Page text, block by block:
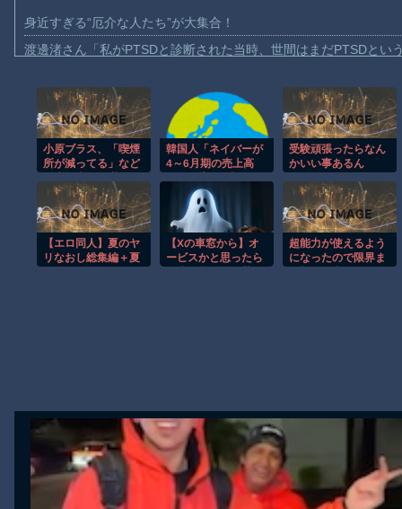
身近すぎる“厄介な人たち”が大集合！
渡邊渚さん「私がPTSDと診断された当時、世間はまだPTSDとい
【朗報】Amazon、汗が飛び散る灼熱の「マンガ毎週末セール（
【動画】高速道路を走行中の車からリアガラスが飛んでくる事故(ﾟ
子供向け漫画、謎の闇の大会に参加しがち問題
【動画】ロシアの空挺兵、パラシュートが開かずに墜落してしま
【動画】両方馬鹿（笑）ミニストップでトラックと衝突したドラ
【動画】地震発生時の熊本総合病院の手術室の様子が(((ﾟДﾟ)))
【朗報】大人気漫画「GANTZ」がAmazonでなんと全巻100円ｗ
小原ブラス、「喫煙
所が減ってる」など
シャリ 「じゃあやめ
れば？タバコなんて
家でだけ吸ってれば
いい」
韓国人「ネイバーが
4～6月期の売上高
だし営業利益はわず
かに減。AI投資が経
営を圧迫」
受験頑張ったらなん
かいい事あるん
【エロ同人】夏のヤ
リなおし総集編＋夏
【Xの車窓から】オ
ービスかと思ったら
超能力が使えるよう
になったので限界ま